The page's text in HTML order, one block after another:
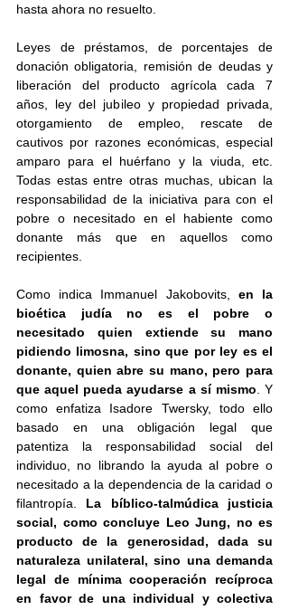
hasta ahora no resuelto.
Leyes de préstamos, de porcentajes de
donación obligatoria, remisión de deudas y
liberación del producto agrícola cada 7
años, ley del jubileo y propiedad privada,
otorgamiento de empleo, rescate de
cautivos por razones económicas, especial
amparo para el huérfano y la viuda, etc.
Todas estas entre otras muchas, ubican la
responsabilidad de la iniciativa para con el
pobre o necesitado en el habiente como
donante más que en aquellos como
recipientes.
Como indica Immanuel Jakobovits, en la
bioética judía no es el pobre o
necesitado quien extiende su mano
pidiendo limosna, sino que por ley es el
donante, quien abre su mano, pero para
que aquel pueda ayudarse a sí mismo . Y
como enfatiza Isadore Twersky, todo ello
basado en una obligación legal que
patentiza la responsabilidad social del
individuo, no librando la ayuda al pobre o
necesitado a la dependencia de la caridad o
filantropía. La bíblico-talmúdica justicia
social, como concluye Leo Jung, no es
producto de la generosidad, dada su
naturaleza unilateral, sino una demanda
legal de mínima cooperación recíproca
en favor de una individual y colectiva